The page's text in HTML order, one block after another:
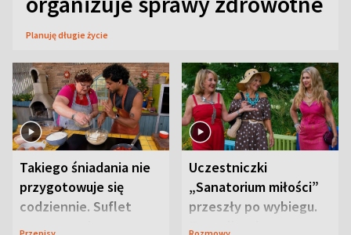
Planuję długie życie
Takiego śniadania nie
przygotowuje się
codziennie. Suflet
serowy zachwyca
Uczestniczki
„Sanatorium miłości”
przeszły po wybiegu.
Te stylizacje